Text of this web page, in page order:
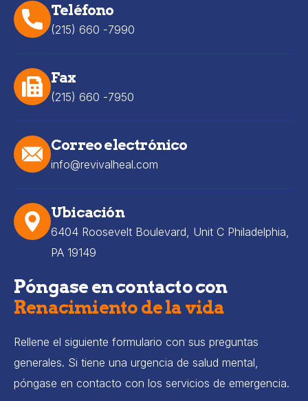
Teléfono
(215) 660 -7990
Fax
(215) 660 -7950
Correo electrónico
info@revivalheal.com
Ubicación
6404 Roosevelt Boulevard, Unit C Philadelphia,
PA 19149
Póngase en contacto con
Renacimiento de la vida
Rellene el siguiente formulario con sus preguntas
generales. Si tiene una urgencia de salud mental,
póngase en contacto con los servicios de emergencia.